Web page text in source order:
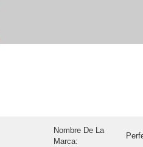
Nombre De La
Marca: